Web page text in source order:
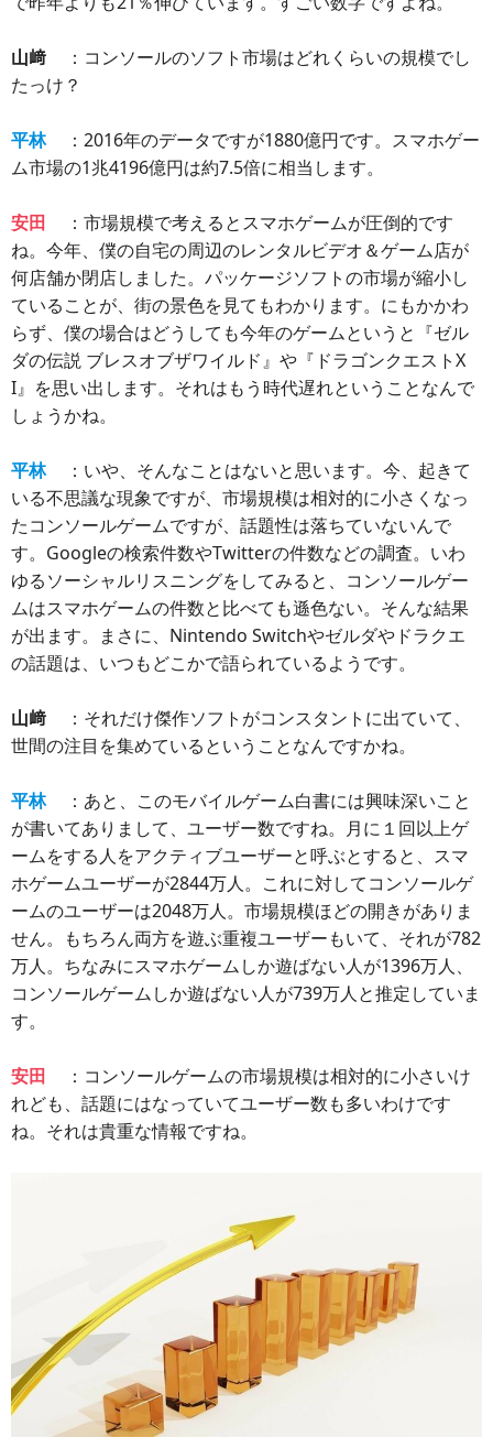
山﨑
：コンソールのソフト市場はどれくらいの規模でし
たっけ？
平林
：2016年のデータですが1880億円です。スマホゲー
ム市場の1兆4196億円は約7.5倍に相当します。
安田
：市場規模で考えるとスマホゲームが圧倒的です
ね。今年、僕の自宅の周辺のレンタルビデオ＆ゲーム店が
何店舗か閉店しました。パッケージソフトの市場が縮小し
ていることが、街の景色を見てもわかります。にもかかわ
らず、僕の場合はどうしても今年のゲームというと『ゼル
ダの伝説 ブレスオブザワイルド』や『ドラゴンクエストX
I』を思い出します。それはもう時代遅れということなんで
しょうかね。
平林
：いや、そんなことはないと思います。今、起きて
いる不思議な現象ですが、市場規模は相対的に小さくなっ
たコンソールゲームですが、話題性は落ちていないんで
す。Googleの検索件数やTwitterの件数などの調査。いわ
ゆるソーシャルリスニングをしてみると、コンソールゲー
ムはスマホゲームの件数と比べても遜色ない。そんな結果
が出ます。まさに、Nintendo Switchやゼルダやドラクエ
の話題は、いつもどこかで語られているようです。
山﨑
：それだけ傑作ソフトがコンスタントに出ていて、
世間の注目を集めているということなんですかね。
平林
：あと、このモバイルゲーム白書には興味深いこと
が書いてありまして、ユーザー数ですね。月に１回以上ゲ
ームをする人をアクティブユーザーと呼ぶとすると、スマ
ホゲームユーザーが2844万人。これに対してコンソールゲ
ームのユーザーは2048万人。市場規模ほどの開きがありま
せん。もちろん両方を遊ぶ重複ユーザーもいて、それが782
万人。ちなみにスマホゲームしか遊ばない人が1396万人、
コンソールゲームしか遊ばない人が739万人と推定していま
す。
安田
：コンソールゲームの市場規模は相対的に小さいけ
れども、話題にはなっていてユーザー数も多いわけです
ね。それは貴重な情報ですね。